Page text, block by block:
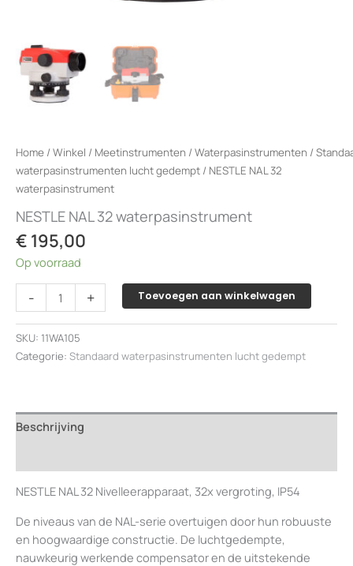
Home /Winkel / Meetinstrumenten /Waterpasinstrumenten /
waterpasinstrumenten lucht gedempt / NESTLE NAL 32
waterpasinstrument
NESTLE NAL 32 waterpasinstrument
€ 195,00
Op voorraad
-
NAL
32
waterpasinstrument
aantal
+ Toevoegen aan winkelwagen
SKU: 11WA105
Categorie: Standaard waterpasinstrumenten lucht gedempt
Beschrijving
NESTLE NAL 32 Nivelleerapparaat, 32x vergroting, IP54
De niveaus van de NAL-serie overtuigen door hun robuuste
en hoogwaardige constructie. De luchtgedempte,
nauwkeurig werkende compensator en de uitstekende